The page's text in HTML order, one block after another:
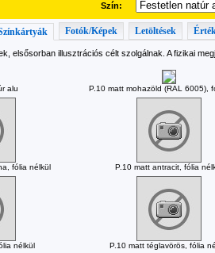
Szín:
Fotók/Képek Letöltések
elsősorban illusztrációs célt szolgálnak. A fizikai
alu P.10 matt mohazöld (RAL 6005),
fólia nélkül P.10 matt antracit, fólia
nélkül P.10 matt téglavörös, fólia